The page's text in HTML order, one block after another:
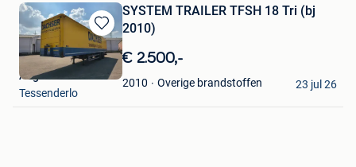
Bewaren
in
Mijn
Favorieten
SYSTEM TRAILER TFSH 18 Tri (bj
2010)
€ 2.500,-
2010 Overige brandstoffen
Angie Trucks nv
Tessenderlo
23 jul 26